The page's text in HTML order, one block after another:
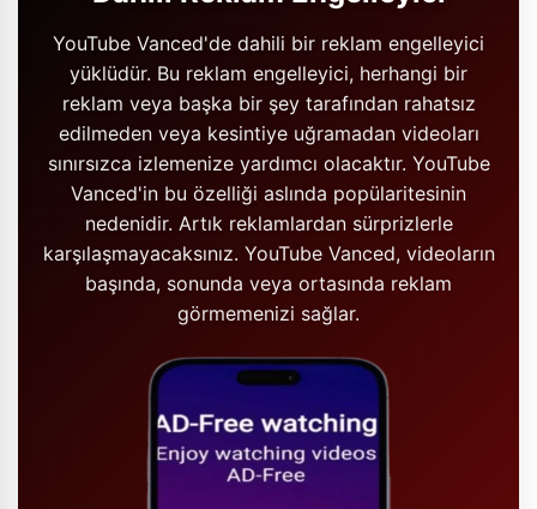
YouTube Vanced'de dahili bir reklam engelleyici
yüklüdür. Bu reklam engelleyici, herhangi bir
reklam veya başka bir şey tarafından rahatsız
edilmeden veya kesintiye uğramadan videoları
sınırsızca izlemenize yardımcı olacaktır. YouTube
Vanced'in bu özelliği aslında popülaritesinin
nedenidir. Artık reklamlardan sürprizlerle
karşılaşmayacaksınız. YouTube Vanced, videoların
başında, sonunda veya ortasında reklam
görmemenizi sağlar.